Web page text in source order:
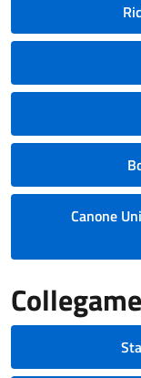
Canone